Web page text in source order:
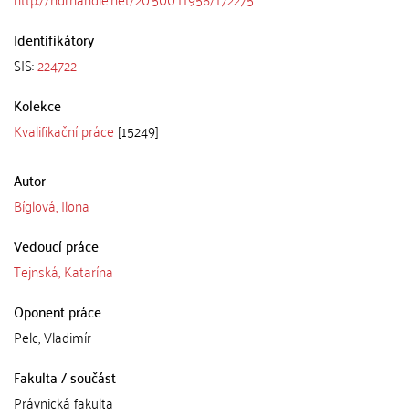
Identifikátory
SIS:224722
Kolekce
Kvalifikační práce [15249]
Autor
Bíglová, Ilona
Vedoucí práce
Tejnská, Katarína
Oponent práce
Pelc, Vladimír
Fakulta / součást
Právnická fakulta